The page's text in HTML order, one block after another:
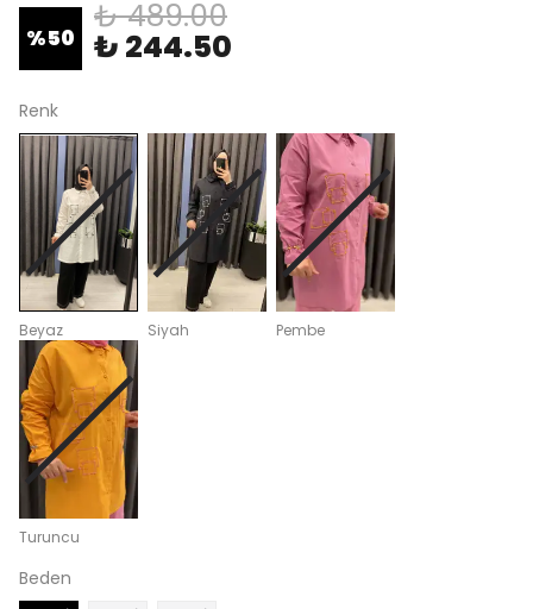
%50
₺ 489.00
₺ 244.50
Renk
Beyaz Siyah Pembe
Turuncu
Beden